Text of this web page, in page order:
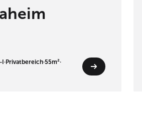
·Privatbereich·55m²·